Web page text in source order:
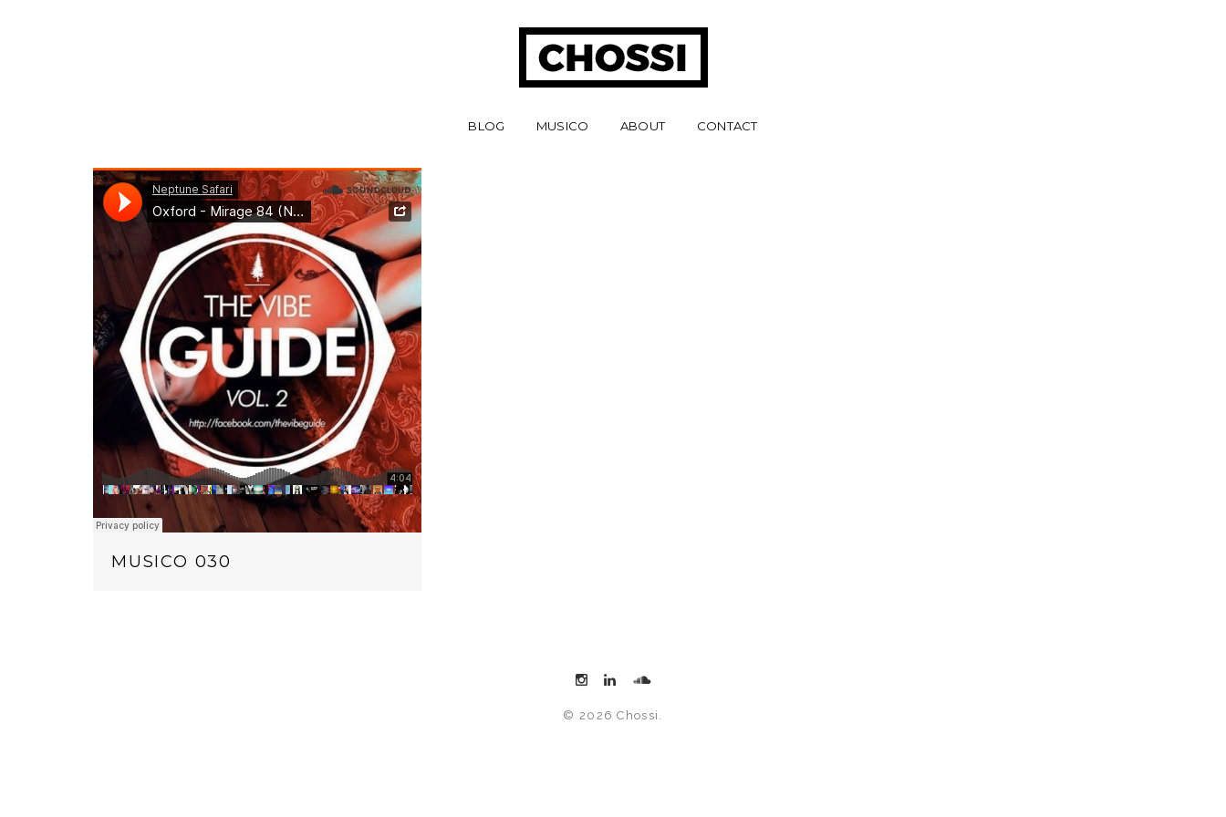
BLOG MUSICO ABOUT CONTACT
MUSICO 030
© 2026 Chossi.